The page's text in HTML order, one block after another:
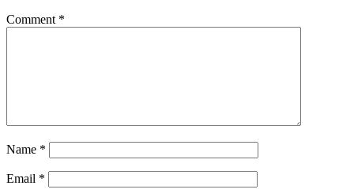
Comment *
Name *
Email *